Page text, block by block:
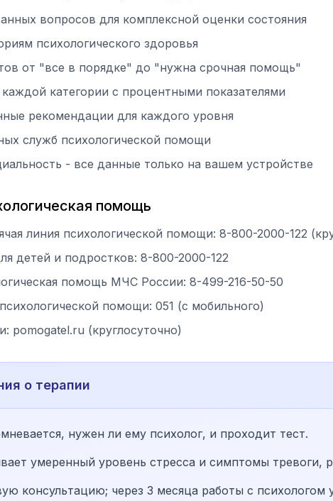
вопросов для комплексной оценки состояния
психологического здоровья
от "все в порядке" до "нужна срочная помощь"
категории с процентными показателями
рекомендации для каждого уровня
служб психологической помощи
- все данные только на вашем устройстве
помощь
линия психологической помощи: 8-800-2000-122
детей и подростков: 8-800-2000-122
помощь МЧС России: 8-499-216-50-50
помощи: 051 (с мобильного)
pomogatel.ru (круглосуточно)
о терапии
нужен ли ему психолог, и проходит тест.
умеренный уровень стресса и симптомы тревоги,
консультацию; через 3 месяца работы с психологом